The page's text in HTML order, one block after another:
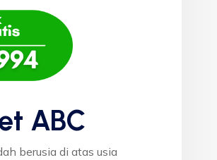
ABC
berusia di atas usia